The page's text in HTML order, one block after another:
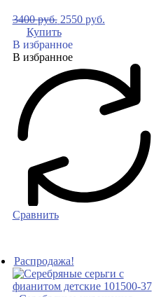
3400руб. 2550 руб.
Купить
В избранное
В избранное
Сравнить
Распродажа!